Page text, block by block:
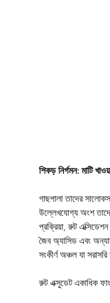
শিকড় নির্গমন: মাটি
গাছপালা তাদের
উল্লেখযোগ্য অংশ
প্রক্রিয়া, রুট
জৈব অ্যাসিড এবং
সংকীর্ণ অঞ্চল যা
রুট এক্সুডেট একাধিক